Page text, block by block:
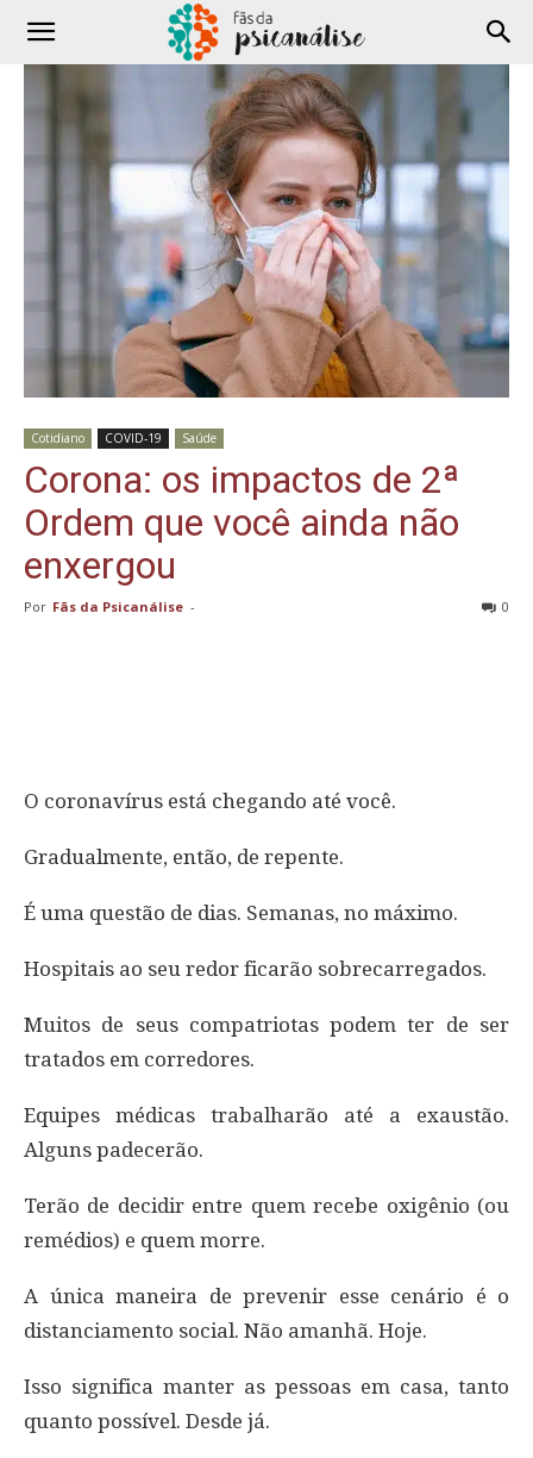
Cotidiano COVID-19 Saúde
Corona: os impactos de 2ª
Ordem que você ainda não
enxergou
Por Fãs da Psicanálise - 0
O coronavírus está chegando até você.
Gradualmente, então, de repente.
É uma questão de dias. Semanas, no máximo.
Hospitais ao seu redor ficarão sobrecarregados.
Muitos de seus compatriotas podem ter de ser
tratados em corredores.
Equipes médicas trabalharão até a exaustão.
Alguns padecerão.
Terão de decidir entre quem recebe oxigênio (ou
remédios) e quem morre.
A única maneira de prevenir esse cenário é o
distanciamento social. Não amanhã. Hoje.
Isso significa manter as pessoas em casa, tanto
quanto possível. Desde já.